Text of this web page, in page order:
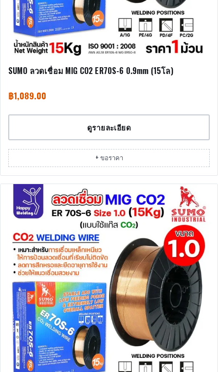
SUMO ลวดเชื่อม MIG CO2 ER70S-6 0.9mm (15โล)
฿1,089.00
ดูรายละเอียด
+ ขอราคา